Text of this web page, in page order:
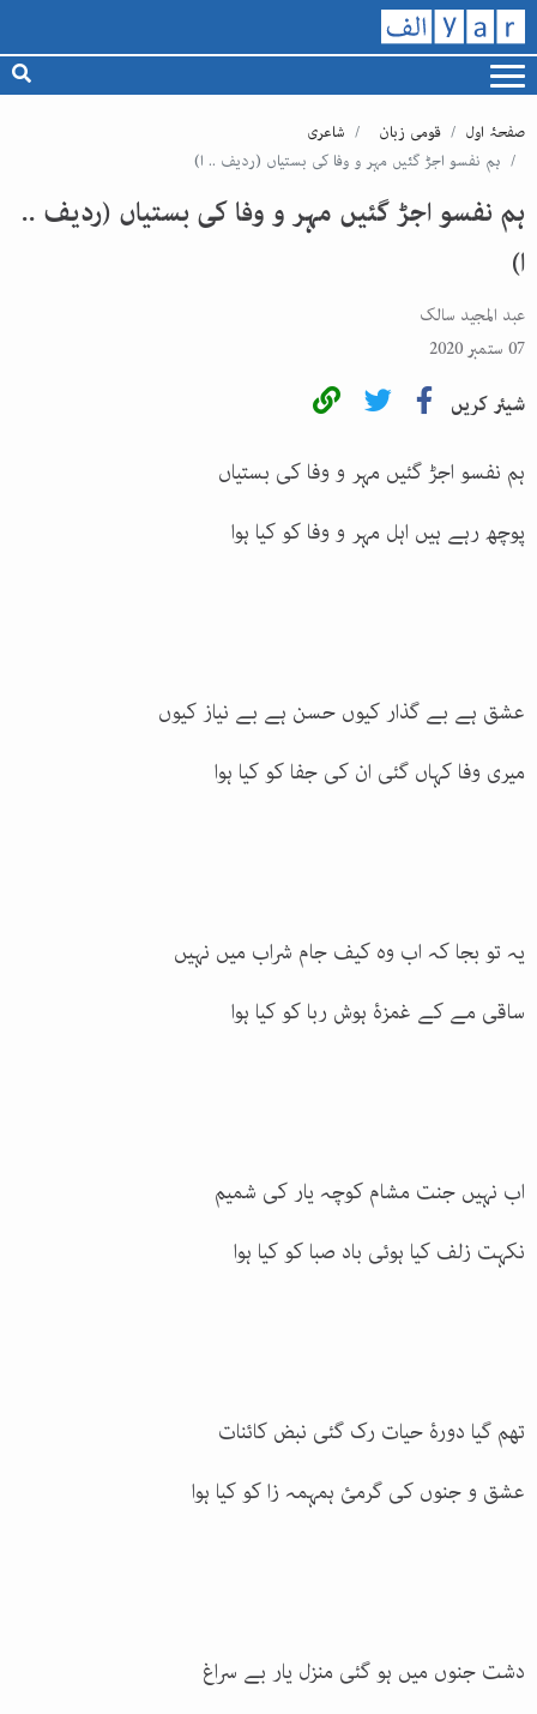
صفحۂ اول قومی زبان
شاعری
ہم نفسو اجڑ گئیں مہر و وفا کی بستیاں (ردیف .. ا)
ہم نفسو اجڑ گئیں مہر و وفا کی بستیاں (ردیف ..
ا)
عبد المجید سالک
07 ستمبر 2020
شیئر کریں
ہم نفسو اجڑ گئیں مہر و وفا کی بستیاں
پوچھ رہے ہیں اہل مہر و وفا کو کیا ہوا
عشق ہے بے گذار کیوں حسن ہے بے نیاز کیوں
میری وفا کہاں گئی ان کی جفا کو کیا ہوا
یہ تو بجا کہ اب وہ کیف جام شراب میں نہیں
ساقی مے کے غمزۂ ہوش ربا کو کیا ہوا
اب نہیں جنت مشام کوچہ یار کی شمیم
نکہت زلف کیا ہوئی باد صبا کو کیا ہوا
تھم گیا دورۂ حیات رک گئی نبض کائنات
عشق و جنوں کی گرمئ ہمہمہ زا کو کیا ہوا
دشت جنوں میں ہو گئی منزل یار بے سراغ